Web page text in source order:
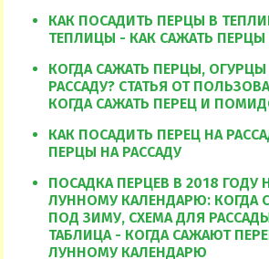
КАК ПОСАДИТЬ ПЕРЦЫ В
ТЕПЛИЦЫ - КАК САЖАТЬ ПЕРЦЫ
КОГДА САЖАТЬ ПЕРЦЫ,
РАССАДУ? СТАТЬЯ ОТ
КОГДА САЖАТЬ ПЕРЕЦ И
КАК ПОСАДИТЬ ПЕРЕЦ НА
ПЕРЦЫ НА РАССАДУ
ПОСАДКА ПЕРЦЕВ В 2018 ГОДУ
ЛУННОМУ КАЛЕНДАРЮ: КОГДА
ПОД ЗИМУ, СХЕМА ДЛЯ
ТАБЛИЦА - КОГДА САЖАЮТ
ЛУННОМУ КАЛЕНДАРЮ